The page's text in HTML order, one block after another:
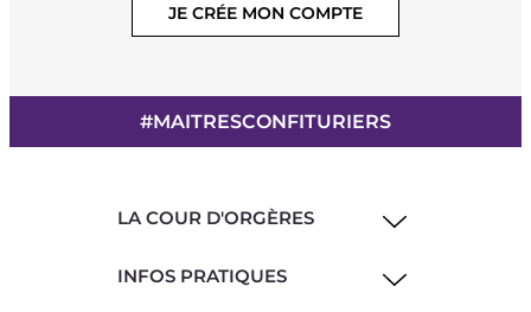
JE CRÉE MON COMPTE
#MAITRESCONFITURIERS
LA COUR D'ORGÈRES
INFOS PRATIQUES